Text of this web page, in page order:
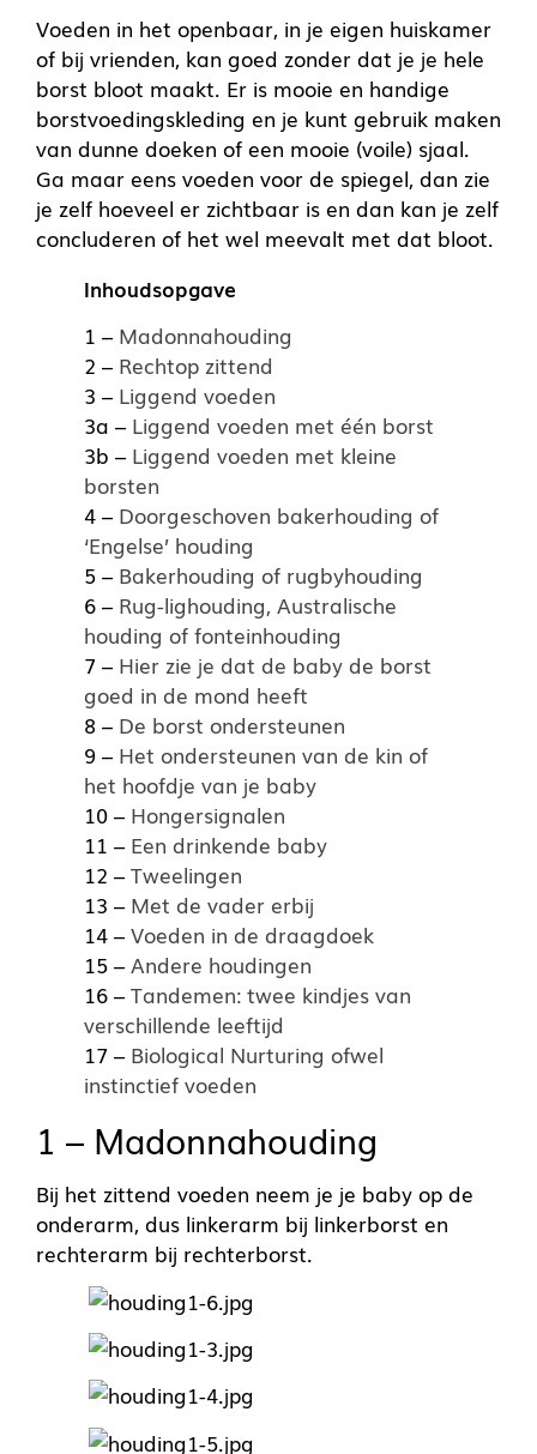
Voeden in het openbaar, in je eigen huiskamer
of bij vrienden, kan goed zonder dat je je hele
borst bloot maakt. Er is mooie en handige
borstvoedingskleding en je kunt gebruik maken
van dunne doeken of een mooie (voile) sjaal.
Ga maar eens voeden voor de spiegel, dan zie
je zelf hoeveel er zichtbaar is en dan kan je zelf
concluderen of het wel meevalt met dat bloot.
Inhoudsopgave
1 – Madonnahouding
2 – Rechtop zittend
3 – Liggend voeden
3a – Liggend voeden met één borst
3b – Liggend voeden met kleine
borsten
4 – Doorgeschoven bakerhouding of
‘Engelse’ houding
5 – Bakerhouding of rugbyhouding
6 – Rug-lighouding, Australische
houding of fonteinhouding
7 – Hier zie je dat de baby de borst
goed in de mond heeft
8 – De borst ondersteunen
9 – Het ondersteunen van de kin of
het hoofdje van je baby
10 – Hongersignalen
11 – Een drinkende baby
12 –Tweelingen
13 – Met de vader erbij
14 –Voeden in de draagdoek
15 –Andere houdingen
16 –Tandemen: twee kindjes van
verschillende leeftijd
17 – Biological Nurturing ofwel
instinctief voeden
1 – Madonnahouding
Bij het zittend voeden neem je je baby op de
onderarm, dus linkerarm bij linkerborst en
rechterarm bij rechterborst.